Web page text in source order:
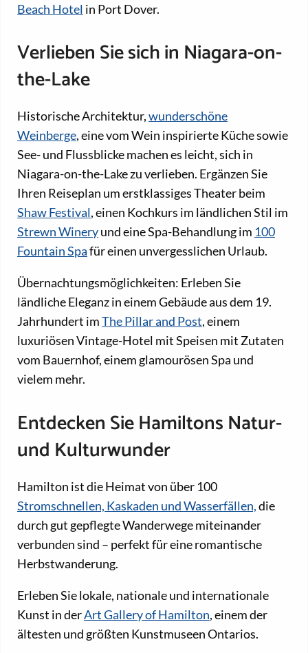
Beach Hotel in Port Dover.
Verlieben Sie sich in Niagara-on-
the-Lake
Historische Architektur,wunderschöne
Weinberge, eine vom Wein inspirierte Küche sowie
See- und Flussblicke machen es leicht, sich in
Niagara-on-the-Lake zu verlieben. Ergänzen Sie
Ihren Reiseplan um erstklassiges Theater beim
Shaw Festival, einen Kochkurs im ländlichen Stil im
Strewn Wineryund eine Spa-Behandlung im 100
Fountain Spafür einen unvergesslichen Urlaub.
Übernachtungsmöglichkeiten: Erleben Sie
ländliche Eleganz in einem Gebäude aus dem 19.
Jahrhundert imThe Pillar and Post, einem
luxuriösen Vintage-Hotel mit Speisen mit Zutaten
vom Bauernhof, einem glamourösen Spa und
vielem mehr.
Entdecken Sie Hamiltons Natur-
und Kulturwunder
Hamilton ist die Heimat von über 100
Stromschnellen, Kaskaden und Wasserfällen,die
durch gut gepflegte Wanderwege miteinander
verbunden sind – perfekt für eine romantische
Herbstwanderung.
Erleben Sie lokale, nationale und internationale
Kunst in derArt Gallery of Hamilton, einem der
ältesten und größten Kunstmuseen Ontarios.